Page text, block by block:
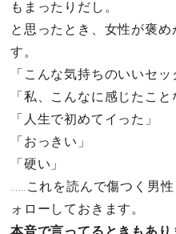
もまったりだし。
と思ったとき、女性が褒
す。
「こんな気持ちのいいセッ
「私、こんなに感じたこと
「人生で初めてイった」
「おっきい」
「硬い」
……これを読んで傷つく男
ォローしておきます。
本音で言ってるときもあり